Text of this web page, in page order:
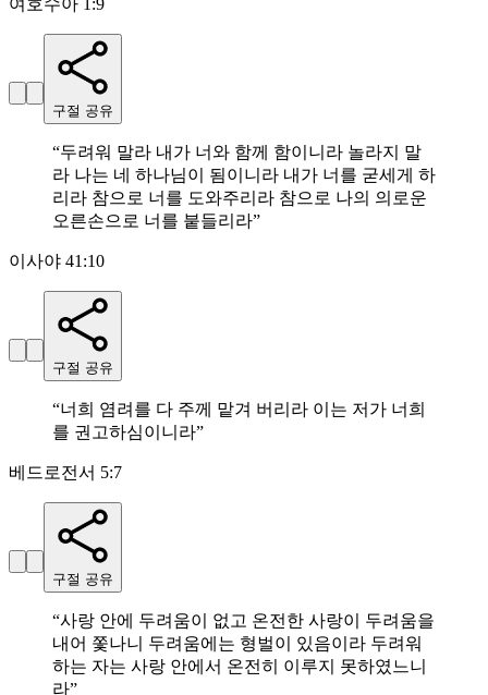
여호수아 1:9
구절 공유
“두려워 말라 내가 너와 함께 함이니라 놀라지 말
라 나는 네 하나님이 됨이니라 내가 너를 굳세게 하
리라 참으로 너를 도와주리라 참으로 나의 의로운
오른손으로 너를 붙들리라”
이사야 41:10
구절 공유
“너희 염려를 다 주께 맡겨 버리라 이는 저가 너희
를 권고하심이니라”
베드로전서 5:7
구절 공유
“사랑 안에 두려움이 없고 온전한 사랑이 두려움을
내어 쫓나니 두려움에는 형벌이 있음이라 두려워
하는 자는 사랑 안에서 온전히 이루지 못하였느니
라”